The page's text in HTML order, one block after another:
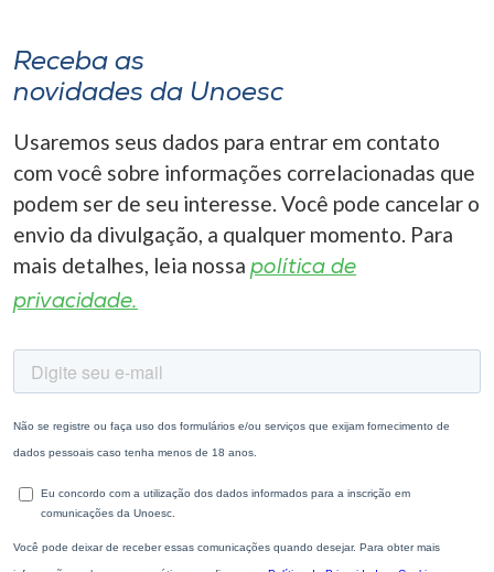
Receba as
novidades da Unoesc
Usaremos seus dados para entrar em contato
com você sobre informações correlacionadas que
podem ser de seu interesse. Você pode cancelar o
envio da divulgação, a qualquer momento. Para
mais detalhes, leia nossa política de
privacidade.